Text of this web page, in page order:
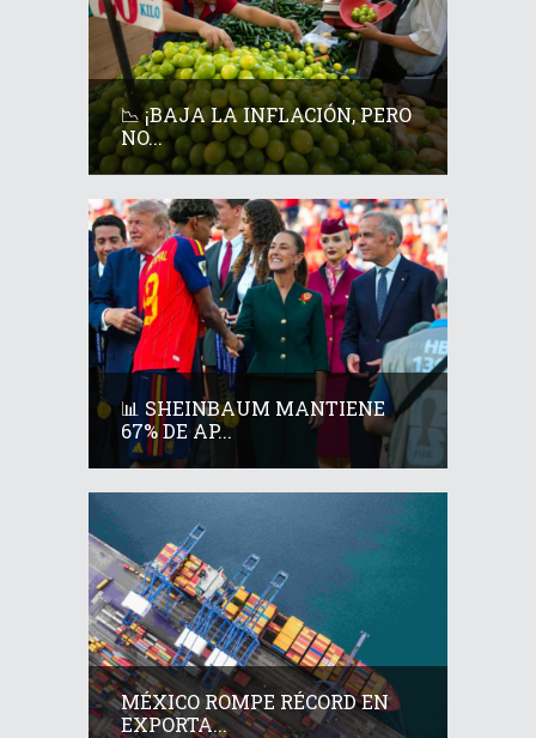
📉 ¡BAJA LA INFLACIÓN, PERO
NO...
📊 SHEINBAUM MANTIENE
67% DE AP...
MÉXICO ROMPE RÉCORD EN
EXPORTA...